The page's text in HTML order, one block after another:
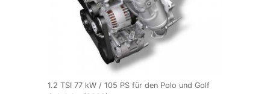
1.2 TSI 77 kW / 105 PS für den Polo und Golf